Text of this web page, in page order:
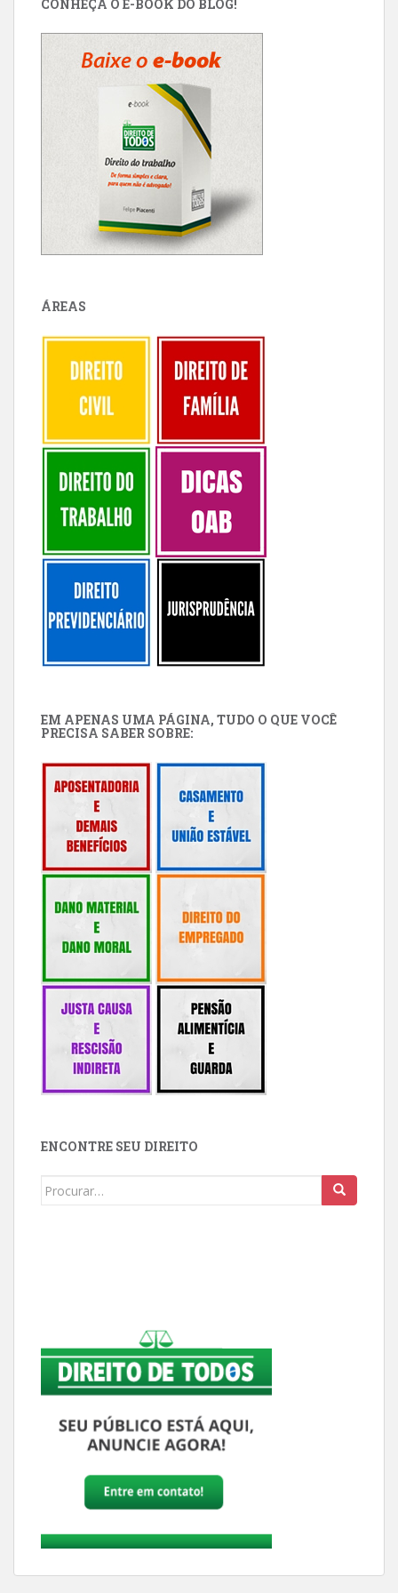
CONHEÇA O E-BOOK DO BLOG!
ÁREAS
EM APENAS UMA PÁGINA, TUDO O QUE VOCÊ
PRECISA SABER SOBRE:
ENCONTRE SEU DIREITO
Buscar: